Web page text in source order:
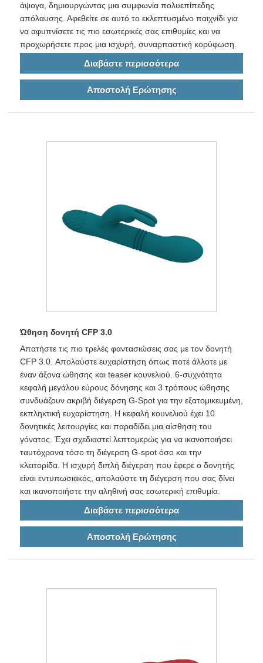
άψογα, δημιουργώντας μια συμφωνία πολυεπίπεδης
απόλαυσης. Αφεθείτε σε αυτό το εκλεπτυσμένο παιχνίδι για
να αφυπνίσετε τις πιο εσωτερικές σας επιθυμίες και να
προχωρήσετε προς μια ισχυρή, συναρπαστική κορύφωση.
Διαβάστε περισσότερα
Αποστολή Ερώτησης
Ώθηση δονητή CFP 3.0
Απατήστε τις πιο τρελές φαντασιώσεις σας με τον δονητή
CFP 3.0. Απολαύστε ευχαρίστηση όπως ποτέ άλλοτε με
έναν άξονα ώθησης και teaser κουνελιού. 6-συχνότητα
κεφαλή μεγάλου εύρους δόνησης και 3 τρόπους ώθησης
συνδυάζουν ακριβή διέγερση G-Spot για την εξατομικευμένη,
εκπληκτική ευχαρίστηση. Η κεφαλή κουνελιού έχει 10
δονητικές λειτουργίες και παραδίδει μια αίσθηση του
γόνατος. Έχει σχεδιαστεί λεπτομερώς για να ικανοποιήσει
ταυτόχρονα τόσο τη διέγερση G-spot όσο και την
κλειτορίδα. Η ισχυρή διπλή διέγερση που έφερε ο δονητής
είναι εντυπωσιακός, απολαύστε τη διέγερση που σας δίνει
και ικανοποιήστε την αληθινή σας εσωτερική επιθυμία.
Διαβάστε περισσότερα
Αποστολή Ερώτησης